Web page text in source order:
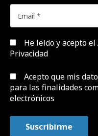
He leído y acepto el
Privacidad
Acepto que mis
para las finalidades
electrónicos